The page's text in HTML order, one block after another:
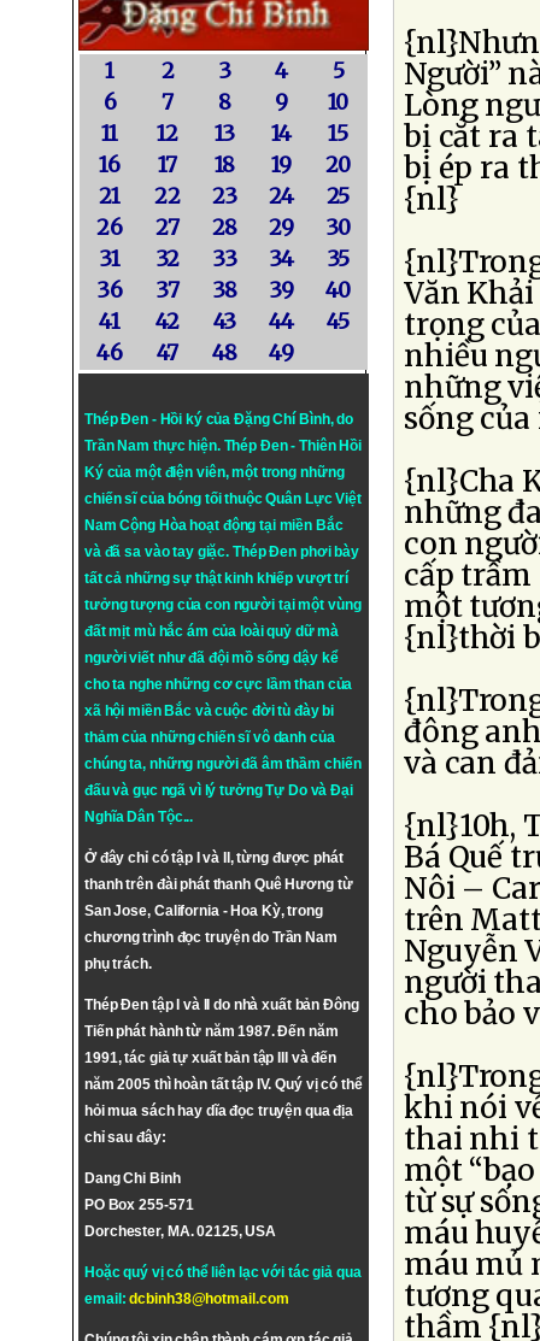
1 2 3 4
5
6
7 8 9
10
11
12 13 14
15
16
17 18 19
20
21
22 23 24
25
26
27 28 29
30
31
32 33 34
35
36
37 38 39
40
41
42 43 44
45
46
47 48 49
Thép Đen - Hồi ký của Đặng Chí Bình, do
Trần Nam thực hiện. Thép Đen- Thiên Hồi
Ký của một điện viên, một trong những
chiến sĩ của bóng tối thuộc Quân Lực Việt
Nam Cộng Hòa hoạt động tại miền Bắc
và đã sa vào tay giặc. Thép Đen phơi bày
tất cả những sự thật kinh khiếp vượt trí
tưởng tượng của con người tại một vùng
đất mịt mù hắc ám của loài quỷ dữ mà
người viết như đã đội mồ sống dậy kể
cho ta nghe những cơ cực lầm than của
xã hội miền Bắc và cuộc đời tù đày bi
thảm của những chiến sĩ vô danh của
chúng ta, những người đã âm thầm chiến
đấu và gục ngã vì lý tưởngTự DovàĐại
Nghĩa Dân Tộc...
Ở đây chỉ có tập I và II, từng được phát
thanh trên đài phát thanh Quê Hương từ
San Jose, California - Hoa Kỳ, trong
chương trình đọc truyện do Trần Nam
phụ trách.
Thép Đen tập I và II do nhà xuất bản Đông
Tiến phát hành từ năm 1987. Đến năm
1991, tác giả tự xuất bản tập III và đến
năm 2005 thì hoàn tất tập IV. Quý vị có thể
hỏi mua sách hay dĩa đọc truyện qua địa
chỉ sau đây:
Dang Chi Binh
PO Box 255-571
Dorchester, MA. 02125, USA
Hoặc quý vị có thể liên lạc với tác giả qua
email:dcbinh38@hotmail.com
Người”
Lòng
bị cắt ra
bị ép ra
{nl}
Văn
trọng
nhiều
những
sống
{nl}Cha
những
con
cấp
một
{nl}thời
đông
và can
{nl}10h,
Bá Quế
Nôi –
trên
Nguyễn
người
cho bảo
khi nói
thai nhi
một
từ sự
máu
máu mủ
tương
thầm